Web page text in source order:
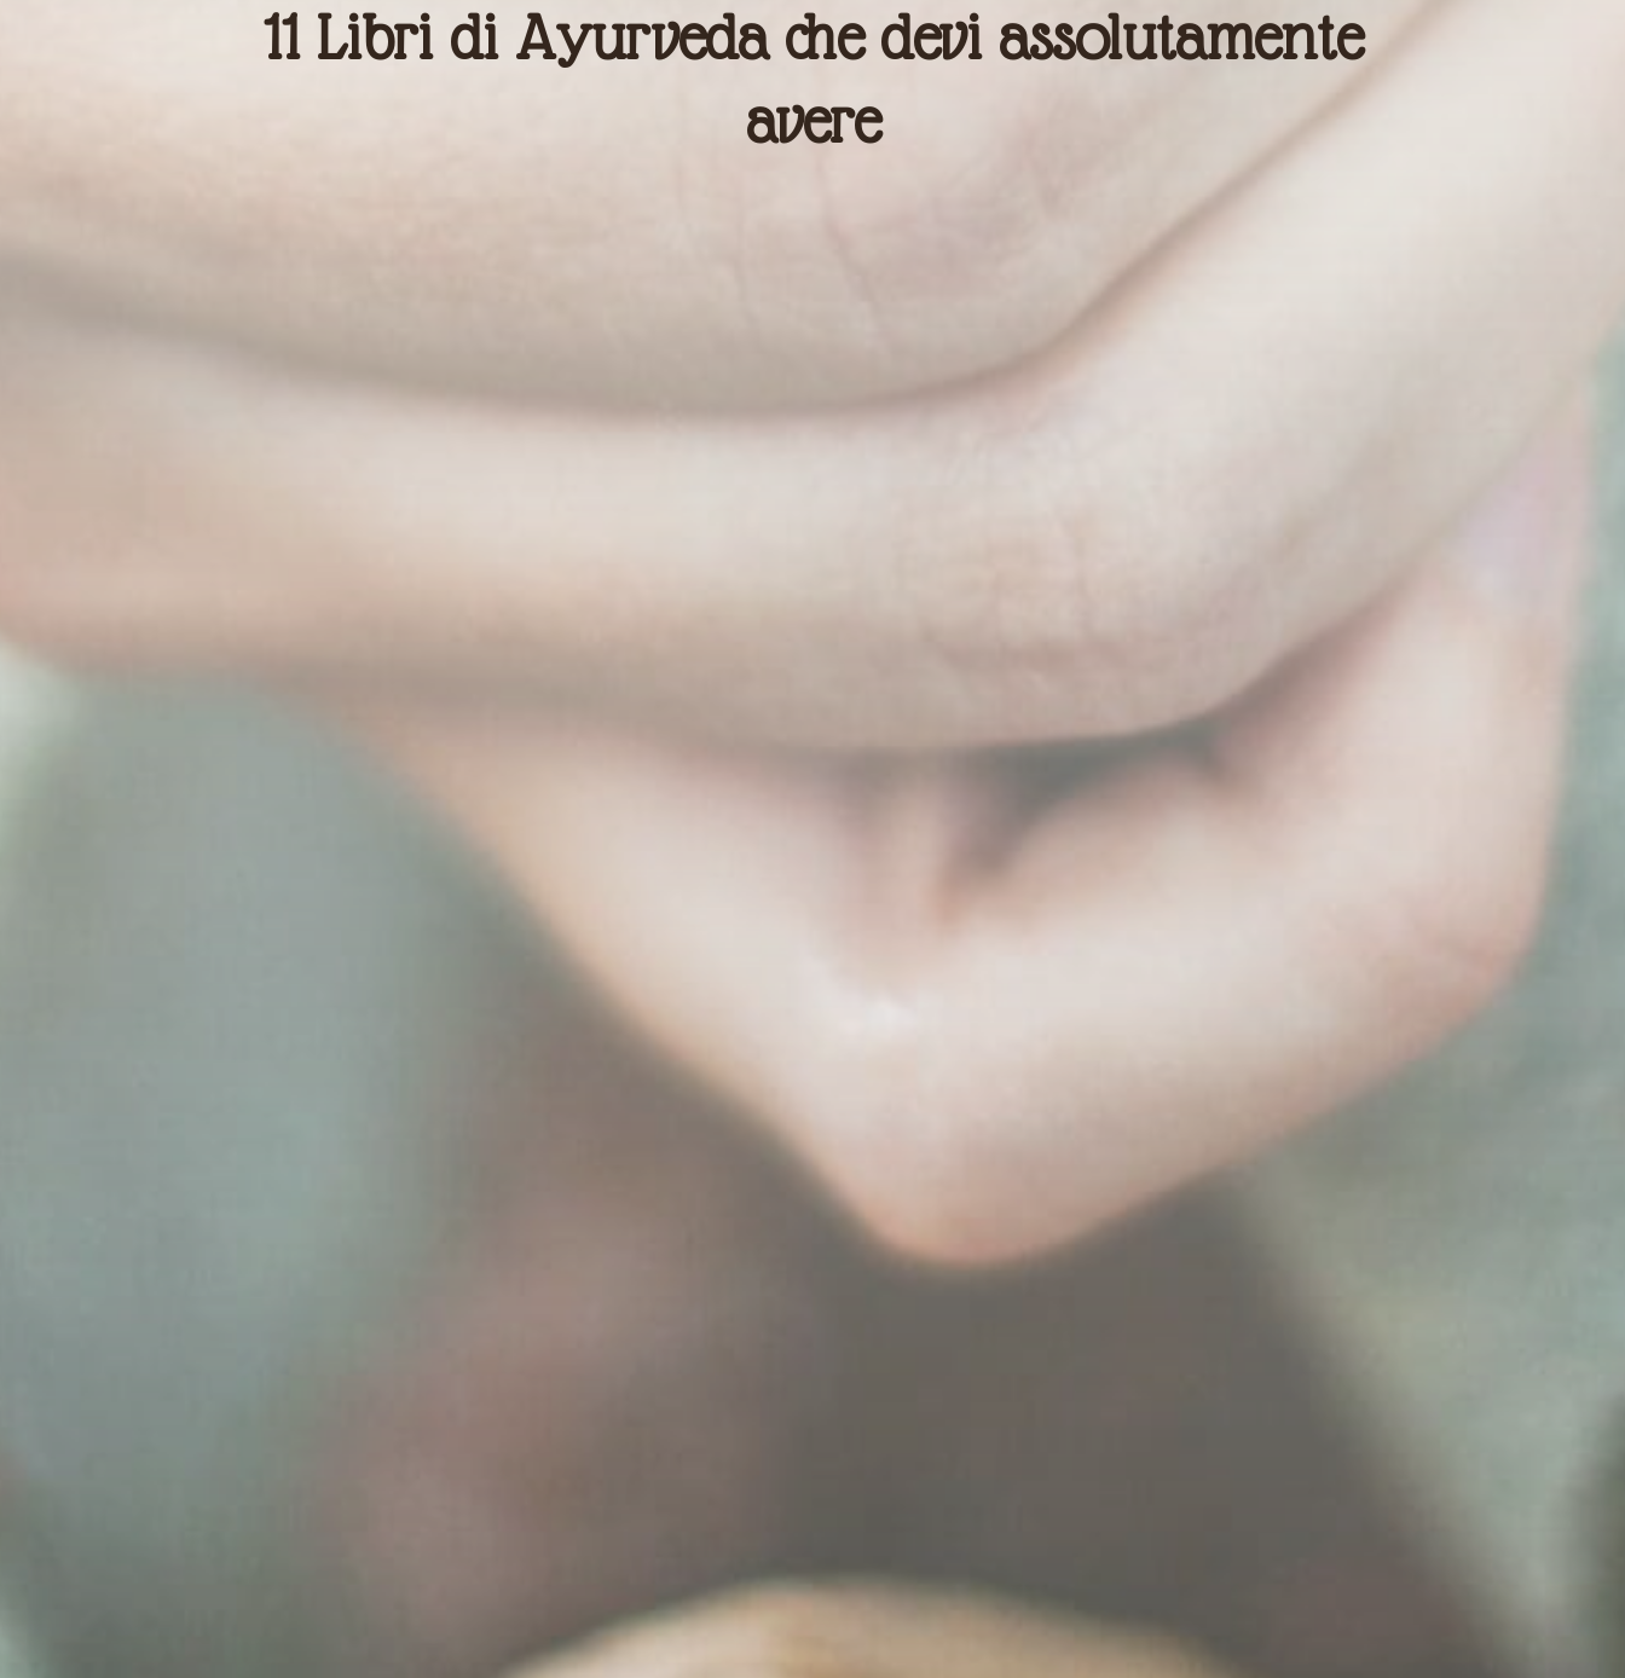
11 Libri di Ayurveda che devi assolutamente
avere